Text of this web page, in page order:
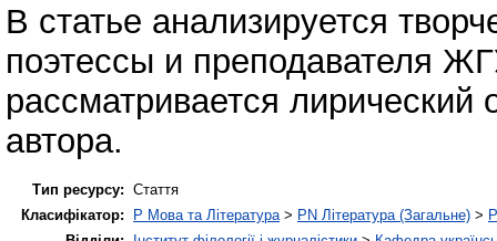
В статье анализируется
поэтессы и преподавателя
рассматривается
автора.
Тип ресурсу: Стаття
Класифікатор:
P Мова та Література > PN Література (Загальне) >